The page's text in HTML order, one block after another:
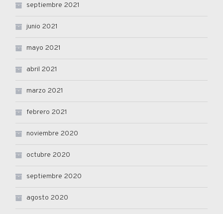
septiembre 2021
junio 2021
mayo 2021
abril 2021
marzo 2021
febrero 2021
noviembre 2020
octubre 2020
septiembre 2020
agosto 2020